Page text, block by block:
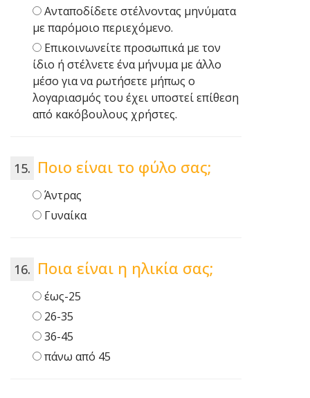
Ανταποδίδετε στέλνοντας μηνύματα
με παρόμοιο περιεχόμενο.
Επικοινωνείτε προσωπικά με τον
ίδιο ή στέλνετε ένα μήνυμα με άλλο
μέσο για να ρωτήσετε μήπως ο
λογαριασμός του έχει υποστεί επίθεση
από κακόβουλους χρήστες.
Ποιο είναι το φύλο σας;
Άντρας
Γυναίκα
Ποια είναι η ηλικία σας;
έως-25
26-35
36-45
πάνω από 45